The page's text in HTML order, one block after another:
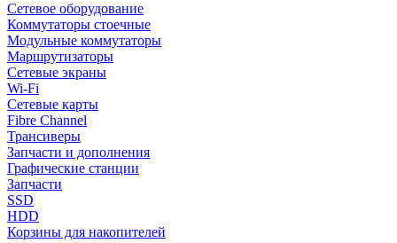
Сетевое оборудование
Коммутаторы стоечные
Модульные коммутаторы
Маршрутизаторы
Сетевые экраны
Wi-Fi
Сетевые карты
Fibre Channel
Трансиверы
Запчасти и дополнения
Графические станции
Запчасти
SSD
HDD
Корзины для накопителей